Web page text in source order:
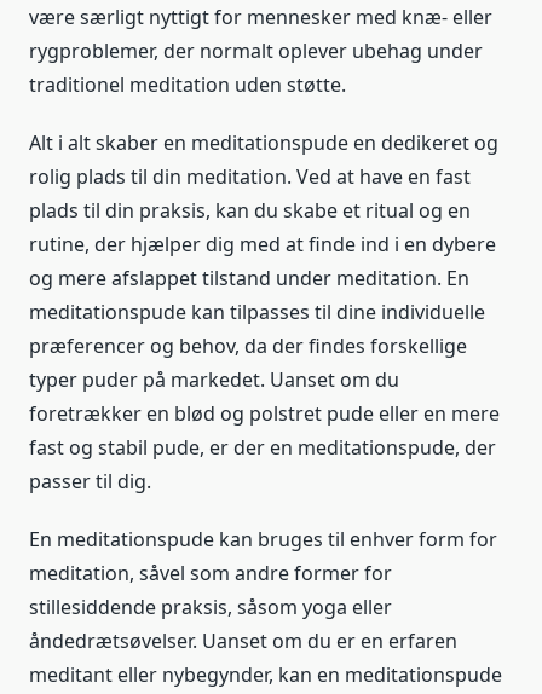
være særligt nyttigt for mennesker med knæ- eller
rygproblemer, der normalt oplever ubehag under
traditionel meditation uden støtte.
Alt i alt skaber en meditationspude en dedikeret og
rolig plads til din meditation. Ved at have en fast
plads til din praksis, kan du skabe et ritual og en
rutine, der hjælper dig med at finde ind i en dybere
og mere afslappet tilstand under meditation. En
meditationspude kan tilpasses til dine individuelle
præferencer og behov, da der findes forskellige
typer puder på markedet. Uanset om du
foretrækker en blød og polstret pude eller en mere
fast og stabil pude, er der en meditationspude, der
passer til dig.
En meditationspude kan bruges til enhver form for
meditation, såvel som andre former for
stillesiddende praksis, såsom yoga eller
åndedrætsøvelser. Uanset om du er en erfaren
meditant eller nybegynder, kan en meditationspude